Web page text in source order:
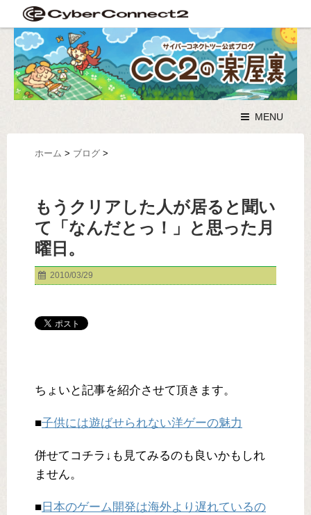
MENU
ホーム > ブログ >
もうクリアした人が居ると聞い
て「なんだとっ！」と思った月
曜日。
2010/03/29
ちょいと記事を紹介させて頂きます。
■子供には遊ばせられない洋ゲーの魅力
併せてコチラ↓も見てみるのも良いかもしれ
ません。
■ 日本のゲーム開発は海外より遅れているの